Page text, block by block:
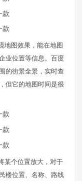
地图效果，能在地图
业位置等信息。百度
的街景全景，实时查
但它的地图时间是很
某个位置放大，对于
楼位置、名称、路线